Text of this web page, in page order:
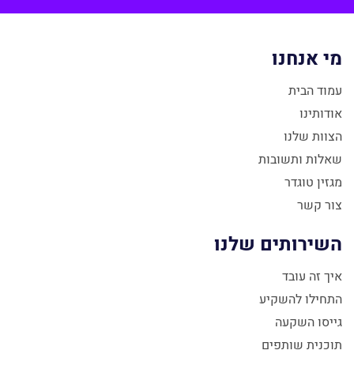
מי אנחנו
עמוד הבית
אודותינו
הצוות שלנו
שאלות ותשובות
מגזין טוגדר
צור קשר
השירותים שלנו
איך זה עובד
התחילו להשקיע
גייסו השקעה
תוכנית שותפים